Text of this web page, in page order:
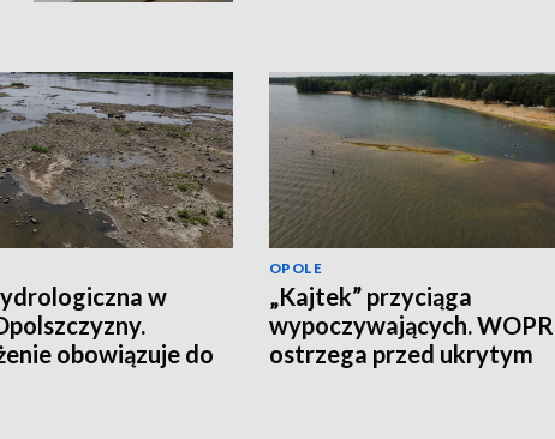
w
obowiązuje do
OPOLE
„Kajtek” przyciąga
wypoczywających. WOPR
ostrzega przed ukrytym